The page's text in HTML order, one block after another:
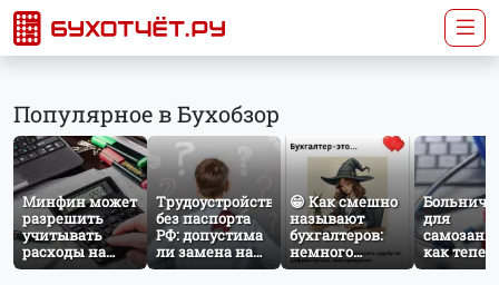
Популярное в Бухобзор
Минфин может
разрешить
учитывать
расходы на
защиту от
Трудоустройство
без паспорта
РФ: допустима
ли замена на
загранпаспорт?
😁 Как смешно
называют
бухгалтеров:
немного
профессионального
для
как
работает